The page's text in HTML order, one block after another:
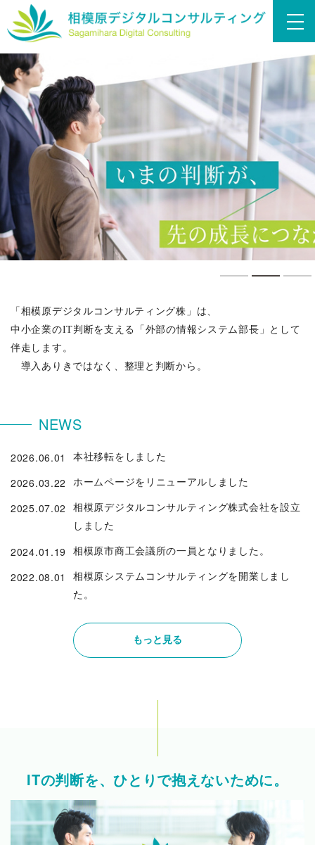
「相模原デジタルコンサルティング株」は、
中小企業のIT判断を支える「外部の情報システム部長」として
伴走します。
導入ありきではなく、整理と判断から。
NEWS
2026.06.01 本社移転をしました
2026.03.22 ホームページをリニューアルしました
2025.07.02
相模原デジタルコンサルティング株式会社を設立
しました
2024.01.19 相模原市商工会議所の一員となりました。
2022.08.01
相模原システムコンサルティングを開業しまし
た。
もっと見る
ITの判断を、ひとりで抱えないために。